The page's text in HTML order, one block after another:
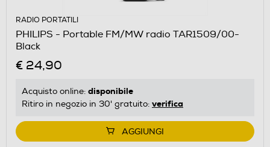
RADIO PORTATILI
PHILIPS - Portable FM/MW radio TAR1509/00-
Black
€ 24,90
Acquisto online: disponibile
Ritiro in negozio in 30' gratuito: verifica
AGGIUNGI